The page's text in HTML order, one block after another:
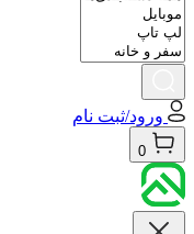
ورود/ثبت نام
0